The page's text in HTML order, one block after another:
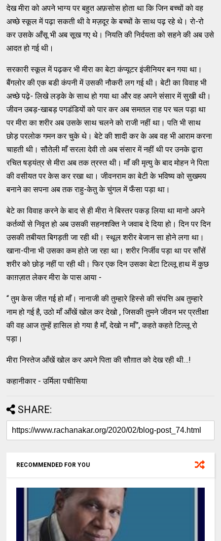
देख मीरा को अपने भाग्य पर बहुत अफ़सोस होता था कि जिन बच्चों को वह
अच्छे स्कूल में पढ़ा सकती थी वे मज़दूर के बच्चों के साथ पढ़ रहे थे। रो-रो
कर उसके आँसू भी अब सूख गए थे। नियति की निर्दयता को सहने की अब उसे
आदत हो गई थी।
सरकारी स्कूल में पढ़कर भी मीरा का बेटा कंप्यूटर इंजीनियर बन गया था।
बैंगलोर की एक बडी कंपनी में उसकी नौकरी लग गई थी। बेटी का विवाह भी
अच्छे पढ़े- लिखे लड़के के साथ हो गया था और वह अपने संसार में सुखी थी।
जीवन उबड़-खाबड़ पगडंडियों को पार कर अब समतल राह पर चल पड़ा था
पर मीरा का शरीर अब उसके साथ चलने को राजी नहीं था। पति भी साथ
छोड़ परलोक गमन कर चुके थे। बेटे की शादी कर के अब वह भी आराम करना
चाहती थी। सौतेली माँ सरला देवी तो अब संसार में नहीं थी पर उनके द्वारा
रचित षड्यंत्र से मीरा अब तक त्रस्त थी। माँ की मृत्यु के बाद मोहन ने पिता
की वसीयत पर केस कर रखा था। जीवनराम का बेटी के भविष्य को सुखमय
बनाने का सपना अब तक राहु-केतु के चुंगल में फँसा पड़ा था।
बेटे का विवाह करने के बाद से ही मीरा ने बिस्तर पकड़ लिया था मानो अपने
कर्तव्यों से निवृत हो अब उसकी सहनशक्ति ने जवाब दे दिया हो। दिन पर दिन
उसकी तबीयत बिगड़ती जा रही थी। स्थूल शरीर बेजान सा होने लगा था।
खाना-पीना भी उसका कम होते जा रहा था। शरीर निर्जीव पड़ा था पर साँसें
शरीर को छोड़ नहीं पा रही थी। फिर एक दिन उसका बेटा टिल्लू हाथ में कुछ
काग़ज़ात लेकर मीरा के पास आया -
“ तुम केस जीत गई हो माँ। नानाजी की तुम्हारे हिस्से की संपत्ति अब तुम्हारे
नाम हो गई है, उठो माँ आँखें खोल कर देखो , जिसकी तुमने जीवन भर प्रतीक्षा
की वह आज तुम्हें हासिल हो गया है माँ, देखो न माँ”, कहते कहते टिल्लू रो
पड़ा।
मीरा निस्तेज आँखें खोल कर अपने पिता की सौग़ात को देख रही थी…!
कहानीकार - उर्मिला पचीसिया
SHARE:
RECOMMENDED FOR YOU